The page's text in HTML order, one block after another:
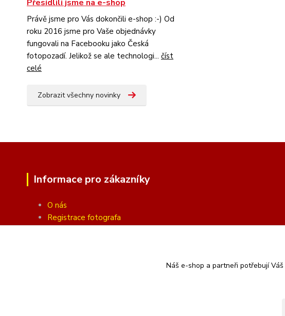
Přesídlili jsme na e-shop
Právě jsme pro Vás dokončili e-shop :-) Od
roku 2016 jsme pro Vaše objednávky
fungovali na Facebooku jako Česká
fotopozadí. Jelikož se ale technologi... číst
celé
Zobrazit všechny novinky
Informace pro zákazníky
O nás
Registrace fotografa
Náš e-shop a partneři potřebují Váš